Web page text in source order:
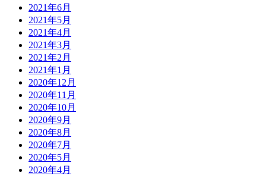
2021年6月
2021年5月
2021年4月
2021年3月
2021年2月
2021年1月
2020年12月
2020年11月
2020年10月
2020年9月
2020年8月
2020年7月
2020年5月
2020年4月